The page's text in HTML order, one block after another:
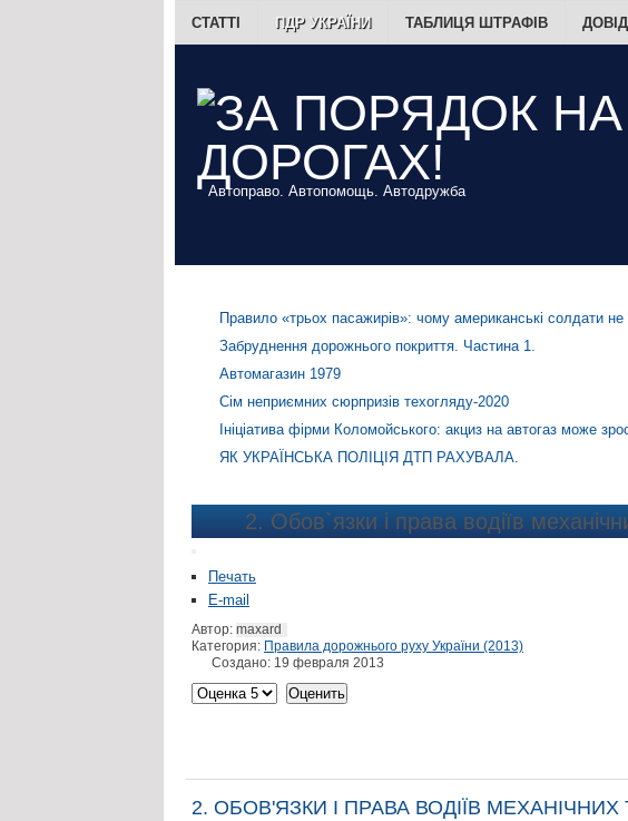
Автоправо. Автопомощь. Автодружба
СТАТТІ ПДР УКРАЇНИ ТАБЛИЦЯ ШТРАФІВ
Правило «трьох пасажирів»: чому американські солдати
Забруднення дорожнього покриття. Частина 1.
Автомагазин 1979
Сім неприємних сюрпризів техогляду-2020
Ініціатива фірми Коломойського: акциз на автогаз може
ЯК УКРАЇНСЬКА ПОЛІЦІЯ ДТП РАХУВАЛА.
2. Обов`язки і права водіїв
Печать
E-mail
Автор: maxard
Категория:
Правила дорожнього руху України (2013)
Создано: 19 февраля 2013
2. ОБОВ'ЯЗКИ І ПРАВА ВОДІЇВ